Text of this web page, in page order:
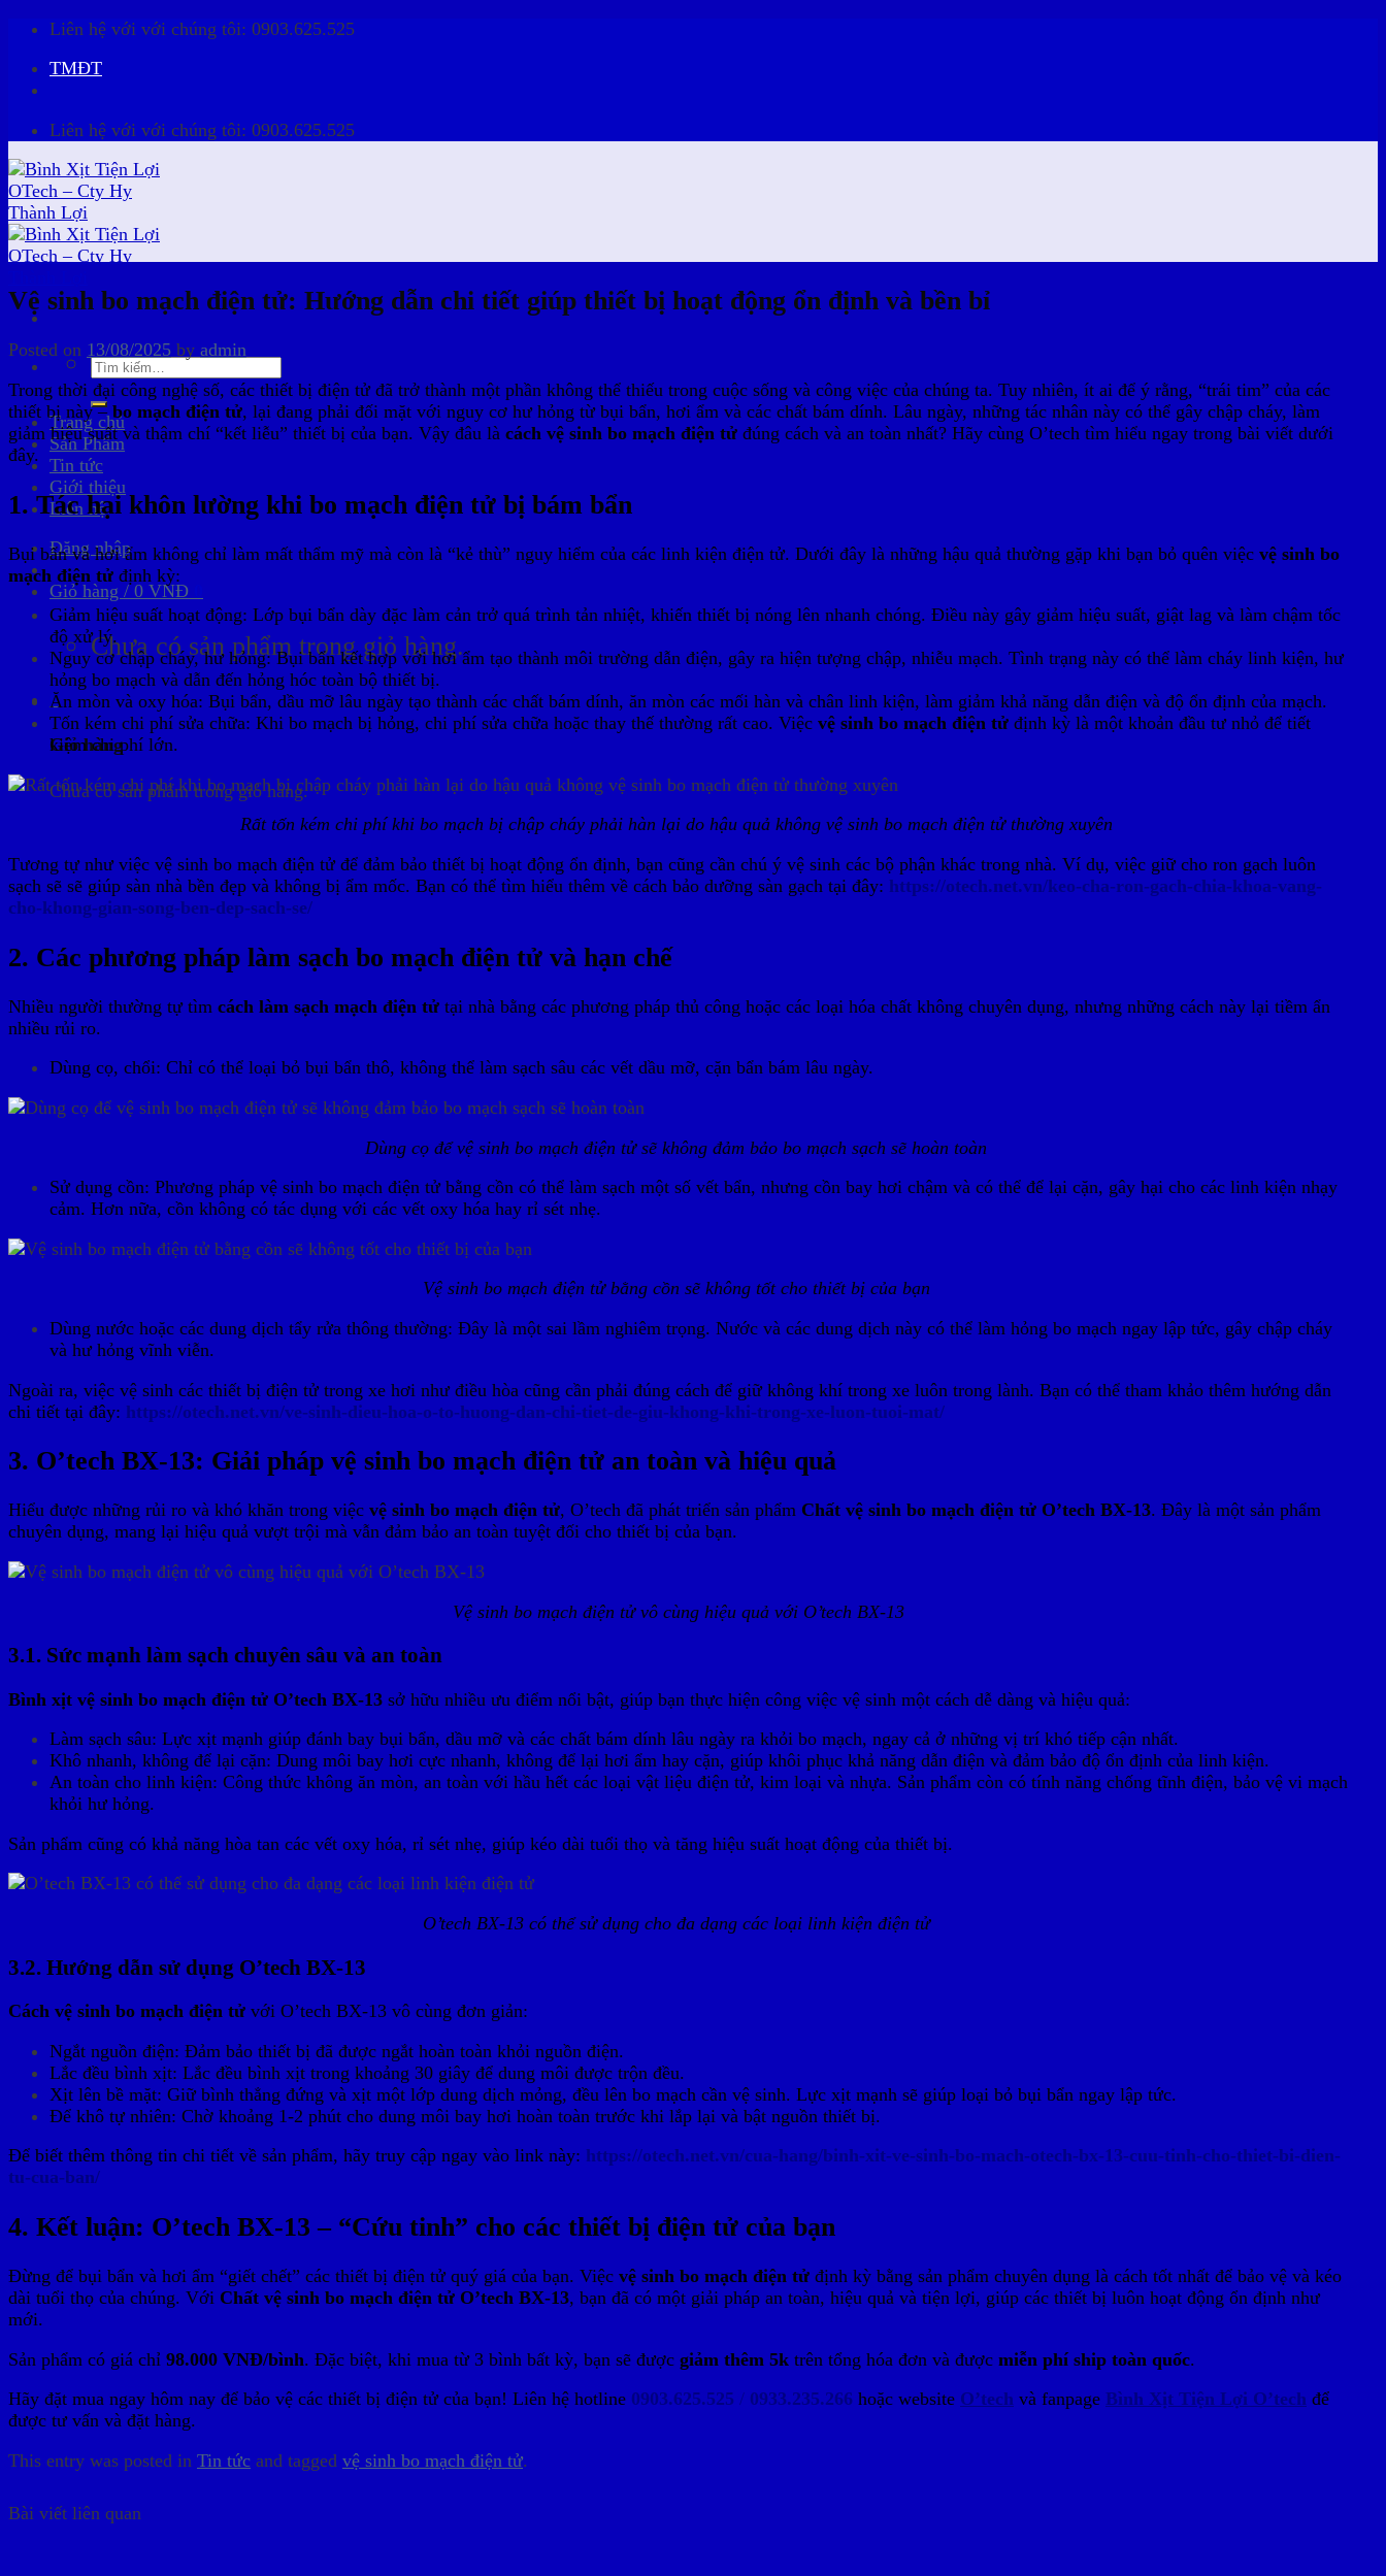
Skip
content
Liên hệ với với chúng tôi: 0903.625.525
TMĐT
Liên hệ với với chúng tôi: 0903.625.525
Tìm
kiếm:
Trang chủ
Sản Phẩm
Tin tức
Giới thiệu
Liên hệ
Đăng nhập
Giỏ hàng /0 VNĐ
Chưa có sản phẩm trong giỏ hàng.
0
Giỏ hàng
Chưa có sản phẩm trong giỏ hàng.
Vệ sinh bo mạch điện tử: Hướng dẫn chi tiết giúp thiết bị hoạt động ổn định và bền bỉ
Posted on 13/08/2025 by admin
Trong thời đại công nghệ số, các thiết bị điện tử đã trở thành một phần không thể thiếu trong cuộc sống và công việc của chúng ta. Tuy nhiên, ít ai để ý rằng, “trái tim” của các
thiết bị này –bo mạch điện tử, lại đang phải đối mặt với nguy cơ hư hỏng từ bụi bẩn, hơi ẩm và các chất bám dính. Lâu ngày, những tác nhân này có thể gây chập cháy, làm
giảm hiệu suất và thậm chí “kết liễu” thiết bị của bạn. Vậy đâu là cách vệ sinh bo mạch điện tử đúng cách và an toàn nhất? Hãy cùng O’tech tìm hiểu ngay trong bài viết dưới
đây.
1. Tác hại khôn lường khi bo mạch điện tử bị bám bẩn
Bụi bẩn và hơi ẩm không chỉ làm mất thẩm mỹ mà còn là “kẻ thù” nguy hiểm của các linh kiện điện tử. Dưới đây là những hậu quả thường gặp khi bạn bỏ quên việc vệ sinh bo
mạch điện tử định kỳ:
Giảm hiệu suất hoạt động: Lớp bụi bẩn dày đặc làm cản trở quá trình tản nhiệt, khiến thiết bị nóng lên nhanh chóng. Điều này gây giảm hiệu suất, giật lag và làm chậm tốc
độ xử lý.
Nguy cơ chập cháy, hư hỏng: Bụi bẩn kết hợp với hơi ẩm tạo thành môi trường dẫn điện, gây ra hiện tượng chập, nhiễu mạch. Tình trạng này có thể làm cháy linh kiện, hư
hỏng bo mạch và dẫn đến hỏng hóc toàn bộ thiết bị.
Ăn mòn và oxy hóa: Bụi bẩn, dầu mỡ lâu ngày tạo thành các chất bám dính, ăn mòn các mối hàn và chân linh kiện, làm giảm khả năng dẫn điện và độ ổn định của mạch.
Tốn kém chi phí sửa chữa: Khi bo mạch bị hỏng, chi phí sửa chữa hoặc thay thế thường rất cao. Việc vệ sinh bo mạch điện tử định kỳ là một khoản đầu tư nhỏ để tiết
kiệm chi phí lớn.
Rất tốn kém chi phí khi bo mạch bị chập cháy phải hàn lại do hậu quả không vệ sinh bo mạch điện tử thường xuyên
Tương tự như việc vệ sinh bo mạch điện tử để đảm bảo thiết bị hoạt động ổn định, bạn cũng cần chú ý vệ sinh các bộ phận khác trong nhà. Ví dụ, việc giữ cho ron gạch luôn
sạch sẽ sẽ giúp sàn nhà bền đẹp và không bị ẩm mốc. Bạn có thể tìm hiểu thêm về cách bảo dưỡng sàn gạch tại đây: https://otech.net.vn/keo-cha-ron-gach-chia-khoa-vang-
cho-khong-gian-song-ben-dep-sach-se/
2. Các phương pháp làm sạch bo mạch điện tử và hạn chế
Nhiều người thường tự tìm cách làm sạch mạch điện tử tại nhà bằng các phương pháp thủ công hoặc các loại hóa chất không chuyên dụng, nhưng những cách này lại tiềm ẩn
nhiều rủi ro.
Dùng cọ, chổi: Chỉ có thể loại bỏ bụi bẩn thô, không thể làm sạch sâu các vết dầu mỡ, cặn bẩn bám lâu ngày.
Dùng cọ để vệ sinh bo mạch điện tử sẽ không đảm bảo bo mạch sạch sẽ hoàn toàn
Sử dụng cồn: Phương pháp vệ sinh bo mạch điện tử bằng cồn có thể làm sạch một số vết bẩn, nhưng cồn bay hơi chậm và có thể để lại cặn, gây hại cho các linh kiện nhạy
cảm. Hơn nữa, cồn không có tác dụng với các vết oxy hóa hay rỉ sét nhẹ.
Vệ sinh bo mạch điện tử bằng cồn sẽ không tốt cho thiết bị của bạn
Dùng nước hoặc các dung dịch tẩy rửa thông thường: Đây là một sai lầm nghiêm trọng. Nước và các dung dịch này có thể làm hỏng bo mạch ngay lập tức, gây chập cháy
và hư hỏng vĩnh viễn.
Ngoài ra, việc vệ sinh các thiết bị điện tử trong xe hơi như điều hòa cũng cần phải đúng cách để giữ không khí trong xe luôn trong lành. Bạn có thể tham khảo thêm hướng dẫn
chi tiết tại đây: https://otech.net.vn/ve-sinh-dieu-hoa-o-to-huong-dan-chi-tiet-de-giu-khong-khi-trong-xe-luon-tuoi-mat/
3. O’tech BX-13: Giải pháp vệ sinh bo mạch điện tử an toàn và hiệu quả
Hiểu được những rủi ro và khó khăn trong việc vệ sinh bo mạch điện tử, O’tech đã phát triển sản phẩm Chất vệ sinh bo mạch điện tử O’tech BX-13. Đây là một sản phẩm
chuyên dụng, mang lại hiệu quả vượt trội mà vẫn đảm bảo an toàn tuyệt đối cho thiết bị của bạn.
Vệ sinh bo mạch điện tử vô cùng hiệu quả với O’tech BX-13
3.1. Sức mạnh làm sạch chuyên sâu và an toàn
Bình xịt vệ sinh bo mạch điện tử O’tech BX-13 sở hữu nhiều ưu điểm nổi bật, giúp bạn thực hiện công việc vệ sinh một cách dễ dàng và hiệu quả:
Làm sạch sâu: Lực xịt mạnh giúp đánh bay bụi bẩn, dầu mỡ và các chất bám dính lâu ngày ra khỏi bo mạch, ngay cả ở những vị trí khó tiếp cận nhất.
Khô nhanh, không để lại cặn: Dung môi bay hơi cực nhanh, không để lại hơi ẩm hay cặn, giúp khôi phục khả năng dẫn điện và đảm bảo độ ổn định của linh kiện.
An toàn cho linh kiện: Công thức không ăn mòn, an toàn với hầu hết các loại vật liệu điện tử, kim loại và nhựa. Sản phẩm còn có tính năng chống tĩnh điện, bảo vệ vi mạch
khỏi hư hỏng.
Sản phẩm cũng có khả năng hòa tan các vết oxy hóa, rỉ sét nhẹ, giúp kéo dài tuổi thọ và tăng hiệu suất hoạt động của thiết bị.
O’tech BX-13 có thể sử dụng cho đa dạng các loại linh kiện điện tử
3.2. Hướng dẫn sử dụng O’tech BX-13
Cách vệ sinh bo mạch điện tử với O’tech BX-13 vô cùng đơn giản:
Ngắt nguồn điện: Đảm bảo thiết bị đã được ngắt hoàn toàn khỏi nguồn điện.
Lắc đều bình xịt: Lắc đều bình xịt trong khoảng 30 giây để dung môi được trộn đều.
Xịt lên bề mặt: Giữ bình thẳng đứng và xịt một lớp dung dịch mỏng, đều lên bo mạch cần vệ sinh. Lực xịt mạnh sẽ giúp loại bỏ bụi bẩn ngay lập tức.
Để khô tự nhiên: Chờ khoảng 1-2 phút cho dung môi bay hơi hoàn toàn trước khi lắp lại và bật nguồn thiết bị.
Để biết thêm thông tin chi tiết về sản phẩm, hãy truy cập ngay vào link này: https://otech.net.vn/cua-hang/binh-xit-ve-sinh-bo-mach-otech-bx-13-cuu-tinh-cho-thiet-bi-dien-
tu-cua-ban/
4. Kết luận: O’tech BX-13 – “Cứu tinh” cho các thiết bị điện tử của bạn
Đừng để bụi bẩn và hơi ẩm “giết chết” các thiết bị điện tử quý giá của bạn. Việc vệ sinh bo mạch điện tử định kỳ bằng sản phẩm chuyên dụng là cách tốt nhất để bảo vệ và kéo
dài tuổi thọ của chúng. Với Chất vệ sinh bo mạch điện tử O’tech BX-13, bạn đã có một giải pháp an toàn, hiệu quả và tiện lợi, giúp các thiết bị luôn hoạt động ổn định như
mới.
Sản phẩm có giá chỉ 98.000 VNĐ/bình. Đặc biệt, khi mua từ 3 bình bất kỳ, bạn sẽ được giảm thêm 5k trên tổng hóa đơn và được miễn phí ship toàn quốc.
Hãy đặt mua ngay hôm nay để bảo vệ các thiết bị điện tử của bạn! Liên hệ hotline 0903.625.525 / 0933.235.266 hoặc website O’tech và fanpage Bình Xịt Tiện Lợi O’tech để
được tư vấn và đặt hàng.
This entry was posted in Tin tức and tagged vệ sinh bo mạch điện tử.
Bài viết liên quan